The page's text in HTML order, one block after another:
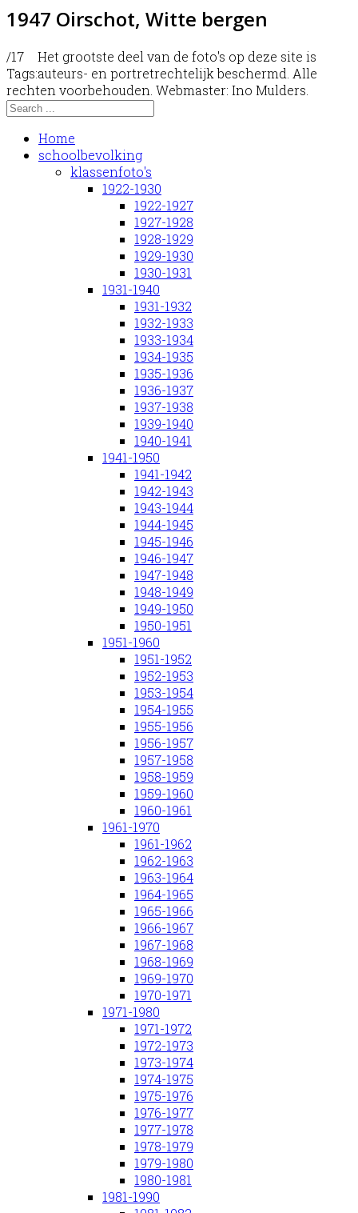
1947 Oirschot, Witte bergen
/17
Tags:
Het grootste deel van de foto's op deze site is
auteurs- en portretrechtelijk beschermd. Alle
rechten voorbehouden. Webmaster: Ino Mulders.
Home
schoolbevolking
klassenfoto's
1922-1930
1922-1927
1927-1928
1928-1929
1929-1930
1930-1931
1931-1940
1931-1932
1932-1933
1933-1934
1934-1935
1935-1936
1936-1937
1937-1938
1939-1940
1940-1941
1941-1950
1941-1942
1942-1943
1943-1944
1944-1945
1945-1946
1946-1947
1947-1948
1948-1949
1949-1950
1950-1951
1951-1960
1951-1952
1952-1953
1953-1954
1954-1955
1955-1956
1956-1957
1957-1958
1958-1959
1959-1960
1960-1961
1961-1970
1961-1962
1962-1963
1963-1964
1964-1965
1965-1966
1966-1967
1967-1968
1968-1969
1969-1970
1970-1971
1971-1980
1971-1972
1972-1973
1973-1974
1974-1975
1975-1976
1976-1977
1977-1978
1978-1979
1979-1980
1980-1981
1981-1990